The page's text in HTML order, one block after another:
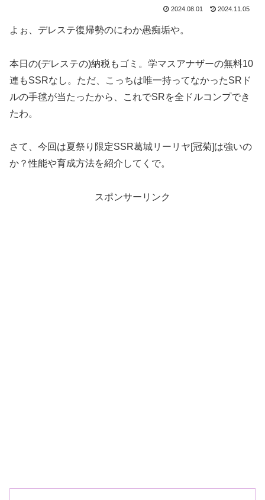
2024.08.01 2024.11.05
よぉ、デレステ復帰勢のにわか愚痴垢や。
本日の(デレステの)納税もゴミ。学マスアナザーの無料10
連もSSRなし。ただ、こっちは唯一持ってなかったSRド
ルの手毬が当たったから、これでSRを全ドルコンプでき
たわ。
さて、今回は夏祭り限定SSR葛城リーリヤ[冠菊]は強いの
か？性能や育成方法を紹介してくで。
スポンサーリンク